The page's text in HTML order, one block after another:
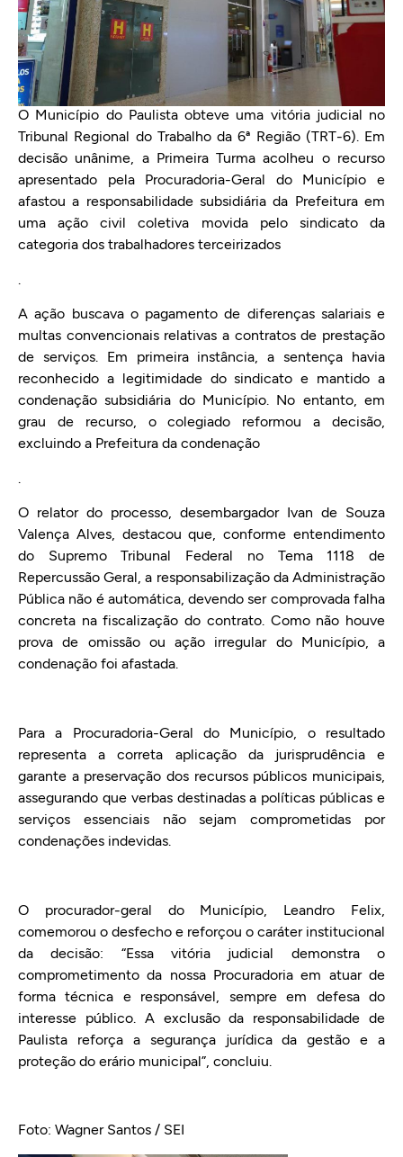
O Município do Paulista obteve uma vitória judicial no
Tribunal Regional do Trabalho da 6ª Região (TRT-6). Em
decisão unânime, a Primeira Turma acolheu o recurso
apresentado pela Procuradoria-Geral do Município e
afastou a responsabilidade subsidiária da Prefeitura em
uma ação civil coletiva movida pelo sindicato da
categoria dos trabalhadores terceirizados
A ação buscava o pagamento de diferenças salariais e
multas convencionais relativas a contratos de prestação
de serviços. Em primeira instância, a sentença havia
reconhecido a legitimidade do sindicato e mantido a
condenação subsidiária do Município. No entanto, em
grau de recurso, o colegiado reformou a decisão,
excluindo a Prefeitura da condenação
O relator do processo, desembargador Ivan de Souza
Valença Alves, destacou que, conforme entendimento
do Supremo Tribunal Federal no Tema 1118 de
Repercussão Geral, a responsabilização da Administração
Pública não é automática, devendo ser comprovada falha
concreta na fiscalização do contrato. Como não houve
prova de omissão ou ação irregular do Município, a
condenação foi afastada.
Para a Procuradoria-Geral do Município, o resultado
representa a correta aplicação da jurisprudência e
garante a preservação dos recursos públicos municipais,
assegurando que verbas destinadas a políticas públicas e
serviços essenciais não sejam comprometidas por
condenações indevidas.
O procurador-geral do Município, Leandro Felix,
comemorou o desfecho e reforçou o caráter institucional
da decisão: “Essa vitória judicial demonstra o
comprometimento da nossa Procuradoria em atuar de
forma técnica e responsável, sempre em defesa do
interesse público. A exclusão da responsabilidade de
Paulista reforça a segurança jurídica da gestão e a
proteção do erário municipal”, concluiu.
Foto: Wagner Santos / SEI